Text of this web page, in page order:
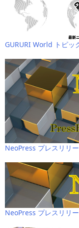
GURURI World トピッ
NeoPress プレスリリ
NeoPress プレスリリ